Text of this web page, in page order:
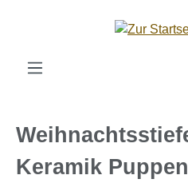
Zum Hauptinhalt springen
Keramik